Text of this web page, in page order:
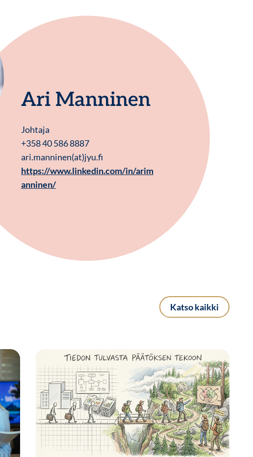
Ari Manninen
Johtaja
+358 40 586 8887
ari.manninen(at)jyu.fi
https://www.linkedin.com/in/arim
anninen/
Katso kaikki